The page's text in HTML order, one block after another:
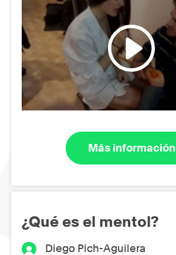
Más información
¿Qué es el mentol?
Diego Pich-Aguilera